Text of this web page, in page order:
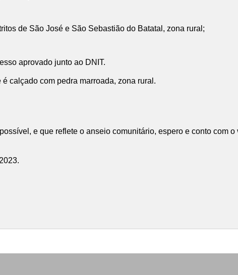
de São José e São Sebastião do Batatal, zona rural;
aprovado junto ao DNIT.
calçado com pedra marroada, zona rural.
e que reflete o anseio comunitário, espero e conto com